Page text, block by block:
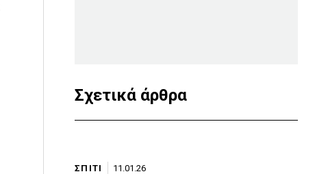
Σχετικά άρθρα
ΣΠΙΤΙ 11.01.26